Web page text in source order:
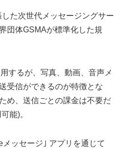
た次世代メッセージングサー
団体GSMAが標準化した規
するが、写真、動画、音声メ
受信ができるのが特徴とな
め、送信ごとの課金は不要だ
能)。
ッセージ｣ アプリを通じて